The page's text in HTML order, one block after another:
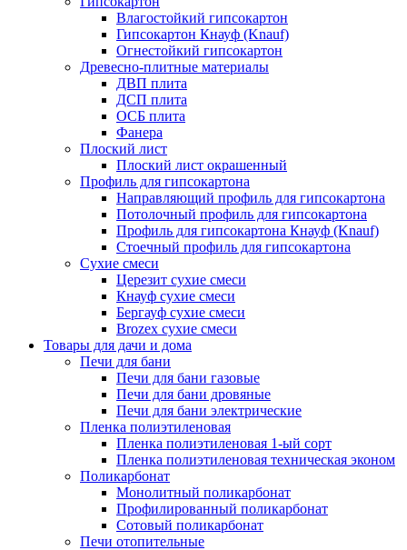
Влагостойкий гипсокартон
Гипсокартон Кнауф (Knauf)
Огнестойкий гипсокартон
Древесно-плитные материалы
ДВП плита
ДСП плита
ОСБ плита
Фанера
Плоский лист
Плоский лист окрашенный
Профиль для гипсокартона
Направляющий профиль для гипсокартона
Потолочный профиль для гипсокартона
Профиль для гипсокартона Кнауф (Knauf)
Стоечный профиль для гипсокартона
Сухие смеси
Церезит сухие смеси
Кнауф сухие смеси
Бергауф сухие смеси
Brozex сухие смеси
Товары для дачи и дома
Печи для бани
Печи для бани газовые
Печи для бани дровяные
Печи для бани электрические
Пленка полиэтиленовая
Пленка полиэтиленовая 1-ый сорт
Пленка полиэтиленовая техническая эконом
Поликарбонат
Монолитный поликарбонат
Профилированный поликарбонат
Сотовый поликарбонат
Печи отопительные